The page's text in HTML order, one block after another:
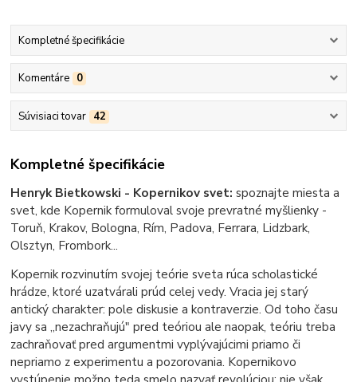
Kompletné špecifikácie
Komentáre 0
Súvisiaci tovar 42
Kompletné špecifikácie
Henryk Bietkowski - Kopernikov svet:spoznajte miesta a
svet, kde Kopernik formuloval svoje prevratné myšlienky -
Toruň, Krakov, Bologna, Rím, Padova, Ferrara, Lidzbark,
Olsztyn, Frombork...
Kopernik rozvinutím svojej teórie sveta rúca scholastické
hrádze, ktoré uzatvárali prúd celej vedy. Vracia jej starý
antický charakter: pole diskusie a kontraverzie. Od toho času
javy sa „nezachraňujú" pred teóriou ale naopak, teóriu treba
zachraňovať pred argumentmi vyplývajúcimi priamo či
nepriamo z experimentu a pozorovania. Kopernikovo